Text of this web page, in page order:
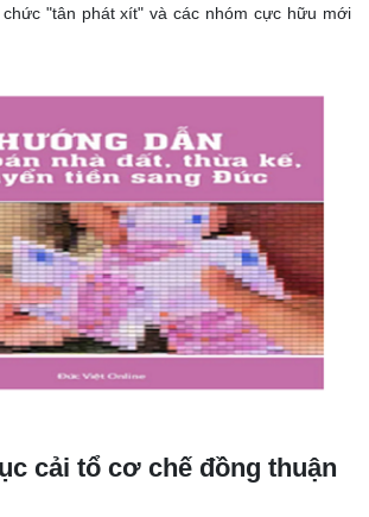
"tân phát xít" và các nhóm cực hữu mới
cải tổ cơ chế đồng thuận